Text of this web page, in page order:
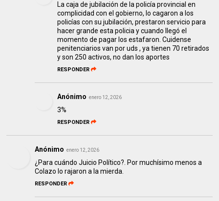
La caja de jubilación de la policía provincial en
complicidad con el gobierno, lo cagaron a los
policías con su jubilación, prestaron servicio para
hacer grande esta policia y cuando llegó el
momento de pagar los estafaron. Cuidense
penitenciarios van por uds , ya tienen 70 retirados
y son 250 activos, no dan los aportes
RESPONDER
Anónimo enero 12, 2026
3%
RESPONDER
Anónimo enero 12, 2026
¿Para cuándo Juicio Político?. Por muchísimo menos a
Colazo lo rajaron a la mierda.
RESPONDER